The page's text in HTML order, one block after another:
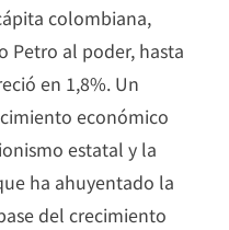
colombiana,
Petro al poder, hasta
en 1,8%. Un
económico
estatal y la
ha ahuyentado la
del crecimiento